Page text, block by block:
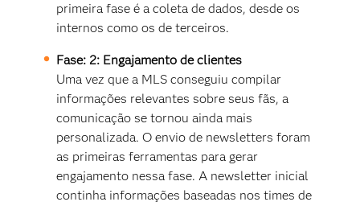
primeira fase é a coleta de dados, desde os
internos como os de terceiros.
Fase: 2: Engajamento de clientes
Uma vez que a MLS conseguiu compilar
informações relevantes sobre seus fãs, a
comunicação se tornou ainda mais
personalizada. O envio de newsletters foram
as primeiras ferramentas para gerar
engajamento nessa fase. A newsletter inicial
continha informações baseadas nos times de